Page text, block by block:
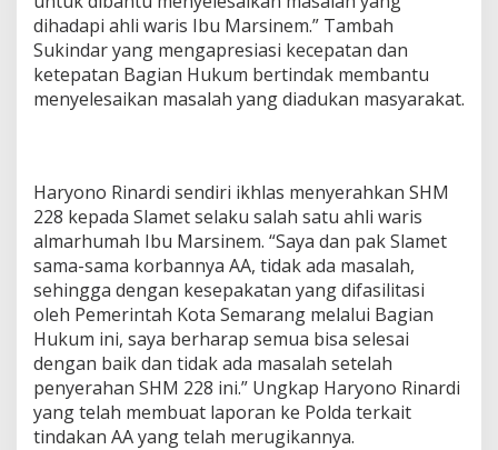
dihadapi ahli waris Ibu Marsinem.” Tambah
Sukindar yang mengapresiasi kecepatan dan
ketepatan Bagian Hukum bertindak membantu
menyelesaikan masalah yang diadukan masyarakat.
Haryono Rinardi sendiri ikhlas menyerahkan SHM
228 kepada Slamet selaku salah satu ahli waris
almarhumah Ibu Marsinem. “Saya dan pak Slamet
sama-sama korbannya AA, tidak ada masalah,
sehingga dengan kesepakatan yang difasilitasi
oleh Pemerintah Kota Semarang melalui Bagian
Hukum ini, saya berharap semua bisa selesai
dengan baik dan tidak ada masalah setelah
penyerahan SHM 228 ini.” Ungkap Haryono Rinardi
yang telah membuat laporan ke Polda terkait
tindakan AA yang telah merugikannya.